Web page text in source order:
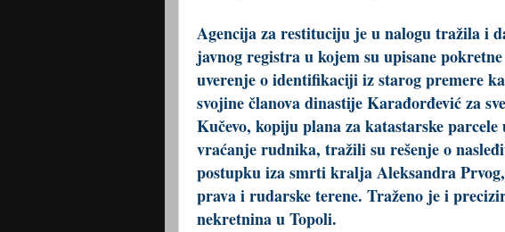
Agencija za restituciju je u nalogu tražila i
javnogregistrau kojem su upisane
uverenje o identifikaciji iz starog premere
svojine članova dinastije Karađorđević za
Kučevo, kopiju plana za katastarske parcele
vraćanje rudnika, tražili su rešenje o
postupku iza smrti kralja Aleksandra
prava i rudarske terene. Traženo je i
nekretnina u Topoli.